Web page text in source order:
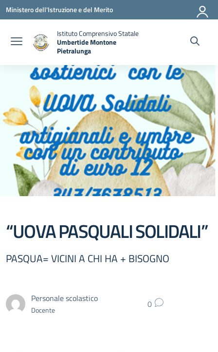
Vai ai contenuti
Vai al menu di navigazione
Vai al footer
Ministero dell'Istruzione e del Merito
Istituto Comprensivo Statale
Umbertide Montone
Pietralunga
“UOVA PASQUALI SOLIDALI”
PASQUA= VICINI A CHI HA + BISOGNO
Personale scolastico
Docente 0